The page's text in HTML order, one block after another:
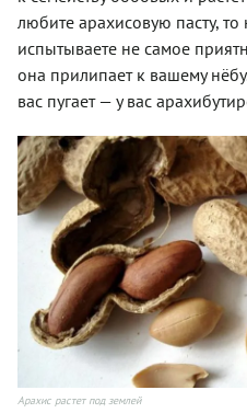
любите арахисовую пасту,
испытываете не самое
она прилипает к вашему
вас пугает — у вас
Арахис растет под землей